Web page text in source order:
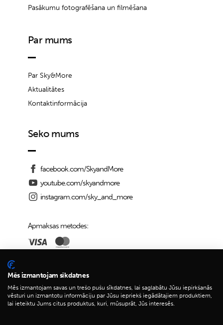
Pasākumu fotografēšana un filmēšana
Par mums
Par Sky&More
Aktualitātes
Kontaktinformācija
Seko mums
facebook.com/SkyandMore
youtube.com/skyandmore
instagram.com/sky_and_more
Apmaksas metodes:
Piegādes iespējas:
Mēs izmantojam sīkdatnes
Mēs izmantojam savas un trešo pušu sīkdatnes, lai saglabātu Jūsu iepirkšanās
vēsturi un izmantotu informāciju par Jūsu iepriekš iegādātajiem produktiem,
lai ieteiktu Jums citus produktus, kuri, mūsuprāt, Jūs interesēs.